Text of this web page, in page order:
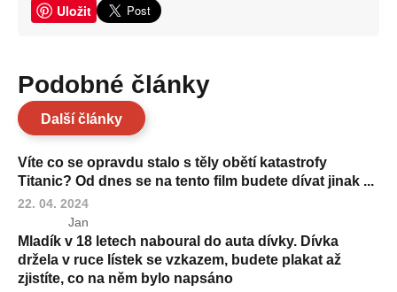
Uložit
Podobné články
Další články
Víte co se opravdu stalo s těly obětí katastrofy
Titanic? Od dnes se na tento film budete dívat jinak ...
22. 04. 2024
Jan
Mladík v 18 letech naboural do auta dívky. Dívka
držela v ruce lístek se vzkazem, budete plakat až
zjistíte, co na něm bylo napsáno